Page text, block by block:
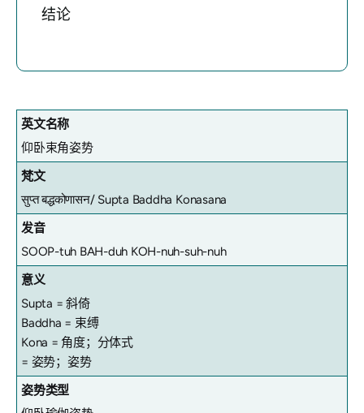
结论
英文名称
仰卧束角姿势
梵文
सुप्त बद्धकोणासन/ Supta Baddha Konasana
发音
SOOP-tuh BAH-duh KOH-nuh-suh-nuh
意义
Supta = 斜倚
Baddha = 束缚
Kona = 角度；分体式
= 姿势；姿势
姿势类型